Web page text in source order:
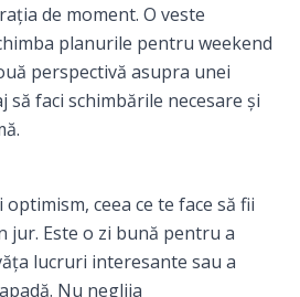
de moment. O veste
planurile pentru weekend
perspectivă asupra unei
să faci schimbările necesare și
ceea ce te face să fii
jur. Este o zi bună pentru a
lucruri interesante sau a
Nu neglija